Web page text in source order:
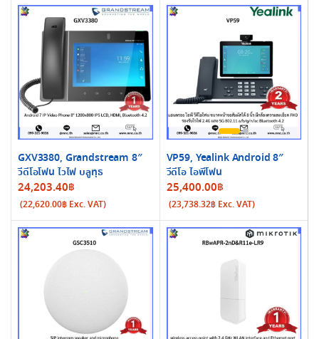
GXV3380, Grandstream 8″
วีดีโอโฟน ไวไฟ บลูทุธ
24,203.40฿
(22,620.00฿ Exc. VAT)
VP59, Yealink Android 8″
วีดีโอ ไอพีโฟน
25,400.00฿
(23,738.32฿Exc. VAT)